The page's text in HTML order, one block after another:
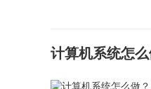
计算机系统怎么